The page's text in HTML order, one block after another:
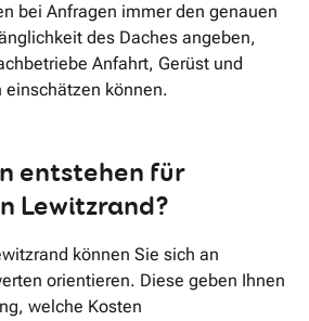
bei Anfragen immer den genauen
des Daches angeben,
Anfahrt, Gerüst und
können.
entstehen für
Lewitzrand?
können Sie sich an
orientieren. Diese geben Ihnen
welche Kosten